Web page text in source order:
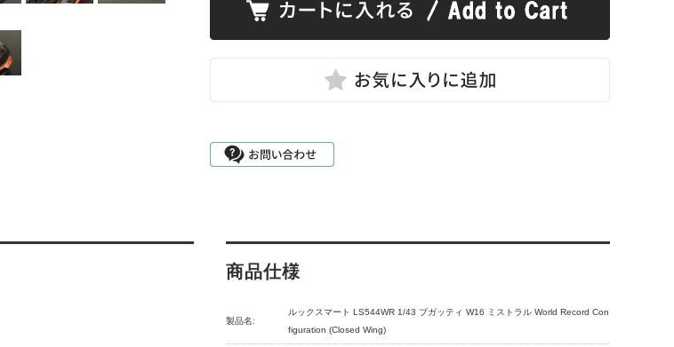
商品仕様
製品名:
ルックスマート LS544WR 1/43 ブガッティ W16 ミストラル World Record Con
figuration (Closed Wing)